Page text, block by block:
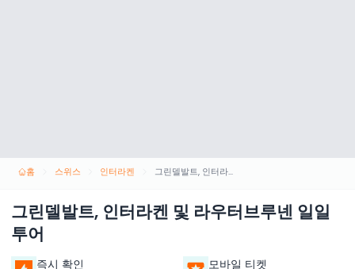
홈 스위스 인터라켄 그린델발트, 인터라켄 및 라우터브루넨 일일 투어
그린델발트, 인터라켄 및 라우터브루넨 일일
투어
즉시 확인 모바일 티켓